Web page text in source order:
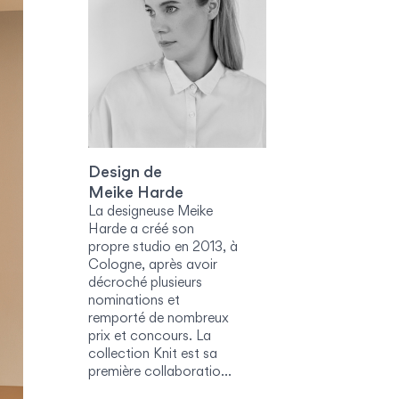
Design de
Meike Harde
La designeuse Meike
Harde a créé son
propre studio en 2013, à
Cologne, après avoir
décroché plusieurs
nominations et
remporté de nombreux
prix et concours. La
collection Knit est sa
première collaboration